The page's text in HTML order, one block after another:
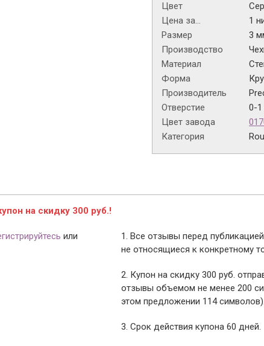
Цвет
Цена за...
1
Размер
3
Производство
Материал
Форма
Производитель
Отверстие
0-
Цвет завода
Категория
на скидку 300 руб.!
или
1. Все отзывы перед
не относящиеся к конкретному
2. Купон на скидку 300 руб.
отзывы объемом не менее 200
этом предложении 114 символов).
3. Срок действия купона 60 дней.